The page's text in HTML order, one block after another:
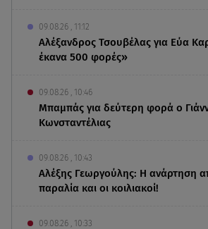
09.08.26 , 11:12
Αλέξανδρος Τσουβέλας για Εύα
έκανα 500 φορές»
09.08.26 , 10:46
Μπαμπάς για δεύτερη φορά ο
Κωνσταντέλιας
09.08.26 , 10:43
Αλέξης Γεωργούλης: Η ανάρτηση
παραλία και οι κοιλιακοί!
09.08.26 , 10:33